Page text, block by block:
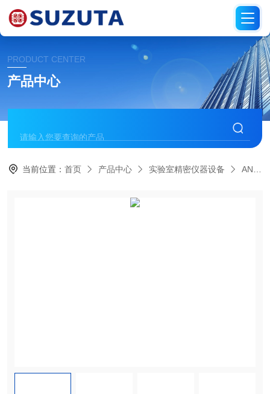
PRODUCT CENTER
产品中心
当前位置：首页 产品中心 实验室精密仪器设备 AND爱安德